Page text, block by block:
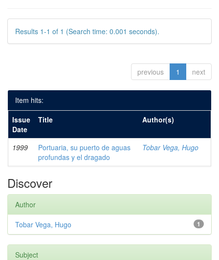
Results 1-1 of 1 (Search time: 0.001 seconds).
previous 1 next
Item hits:
Issue
Date
Title Author(s)
1999
Portuaria, su puerto de aguas
profundas y el dragado
Tobar Vega, Hugo
Discover
Author
1
Tobar Vega, Hugo
Subject